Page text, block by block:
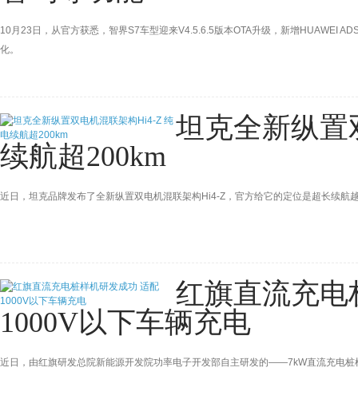
10月23日，从官方获悉，智界S7车型迎来V4.5.6.5版本OTA升级，新增HUAWEI
化。
坦克全新纵
续航超200km
近日，坦克品牌发布了全新纵置双电机混联架构Hi4-Z，官方给它的定位是超长续
红旗直流充电
1000V以下车辆充电
近日，由红旗研发总院新能源开发院功率电子开发部自主研发的——7kW直流充电